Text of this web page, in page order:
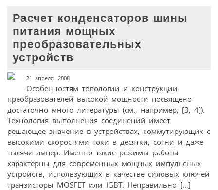
Расчет конденсаторов шины
питания мощных
преобразовательных
устройств
21 апреля, 2008
Особенностям топологии и конструкции
преобразователей высокой мощности посвящено
достаточно много литературы (см., например, [3, 4]).
Технология выполнения соединений имеет
решающее значение в устройствах, коммутирующих с
высокими скоростями токи в десятки, сотни и даже
тысячи ампер. Именно такие режимы работы
характерны для современных мощных импульсных
устройств, использующих в качестве силовых ключей
транзисторы MOSFET или IGBT. Неправильно […]